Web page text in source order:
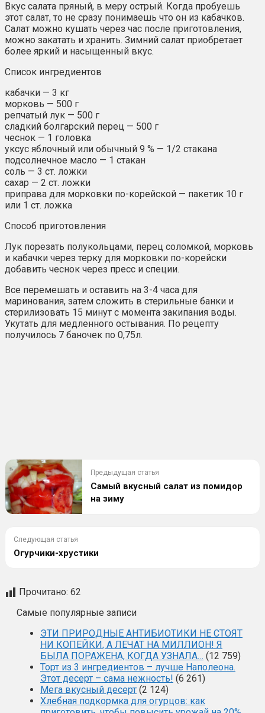
Вкус салата пряный, в меру острый. Когда пробуешь
этот салат, то не сразу понимаешь что он из кабачков.
Салат можно кушать через час после приготовления,
можно закатать и хранить. Зимний салат приобретает
более яркий и насыщенный вкус.
Список ингредиентов
кабачки — 3 кг
морковь — 500 г
репчатый лук — 500 г
сладкий болгарский перец — 500 г
чеснок — 1 головка
уксус яблочный или обычный 9 % — 1/2 стакана
подсолнечное масло — 1 стакан
соль — 3 ст. ложки
сахар — 2 ст. ложки
приправа для морковки по-корейской — пакетик 10 г
или 1 ст. ложка
Способ приготовления
Лук порезать полукольцами, перец соломкой, морковь
и кабачки через терку для морковки по-корейски
добавить чеснок через пресс и специи.
Все перемешать и оставить на 3-4 часа для
маринования, затем сложить в стерильные банки и
стерилизовать 15 минут с момента закипания воды.
Укутать для медленного остывания. По рецепту
получилось 7 баночек по 0,75л.
Предыдущая статья
Самый вкусный салат из помидор
на зиму
Следующая статья
Огурчики-хрустики
Прочитано: 62
Самые популярные записи
ЭТИ ПРИРОДНЫЕ АНТИБИОТИКИ НЕ СТОЯТ
НИ КОПЕЙКИ, А ЛЕЧАТ НА МИЛЛИОН! Я
БЫЛА ПОРАЖЕНА, КОГДА УЗНАЛА… (12 759)
Торт из 3 ингредиентов – лучше Наполеона.
Этот десерт – сама нежность! (6 261)
Мега вкусный десерт (2 124)
Хлебная подкормка для огурцов: как